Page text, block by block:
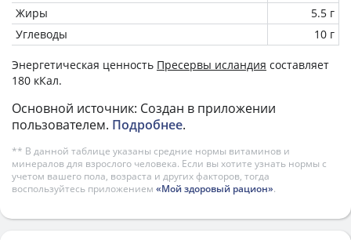
Жиры
5.5 г
Углеводы
10 г
Энергетическая ценность Пресервы исландия составляет
180 кКал.
Основной источник: Создан в приложении
пользователем. Подробнее.
** В данной таблице указаны средние нормы витаминов и
минералов для взрослого человека. Если вы хотите узнать нормы с
учетом вашего пола, возраста и других факторов, тогда
воспользуйтесь приложением «Мой здоровый рацион».